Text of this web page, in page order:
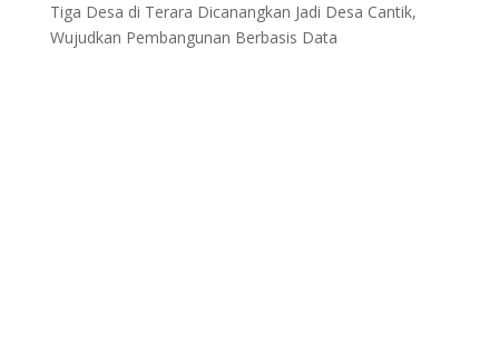
Tiga Desa di Terara Dicanangkan Jadi Desa Cantik,
Wujudkan Pembangunan Berbasis Data